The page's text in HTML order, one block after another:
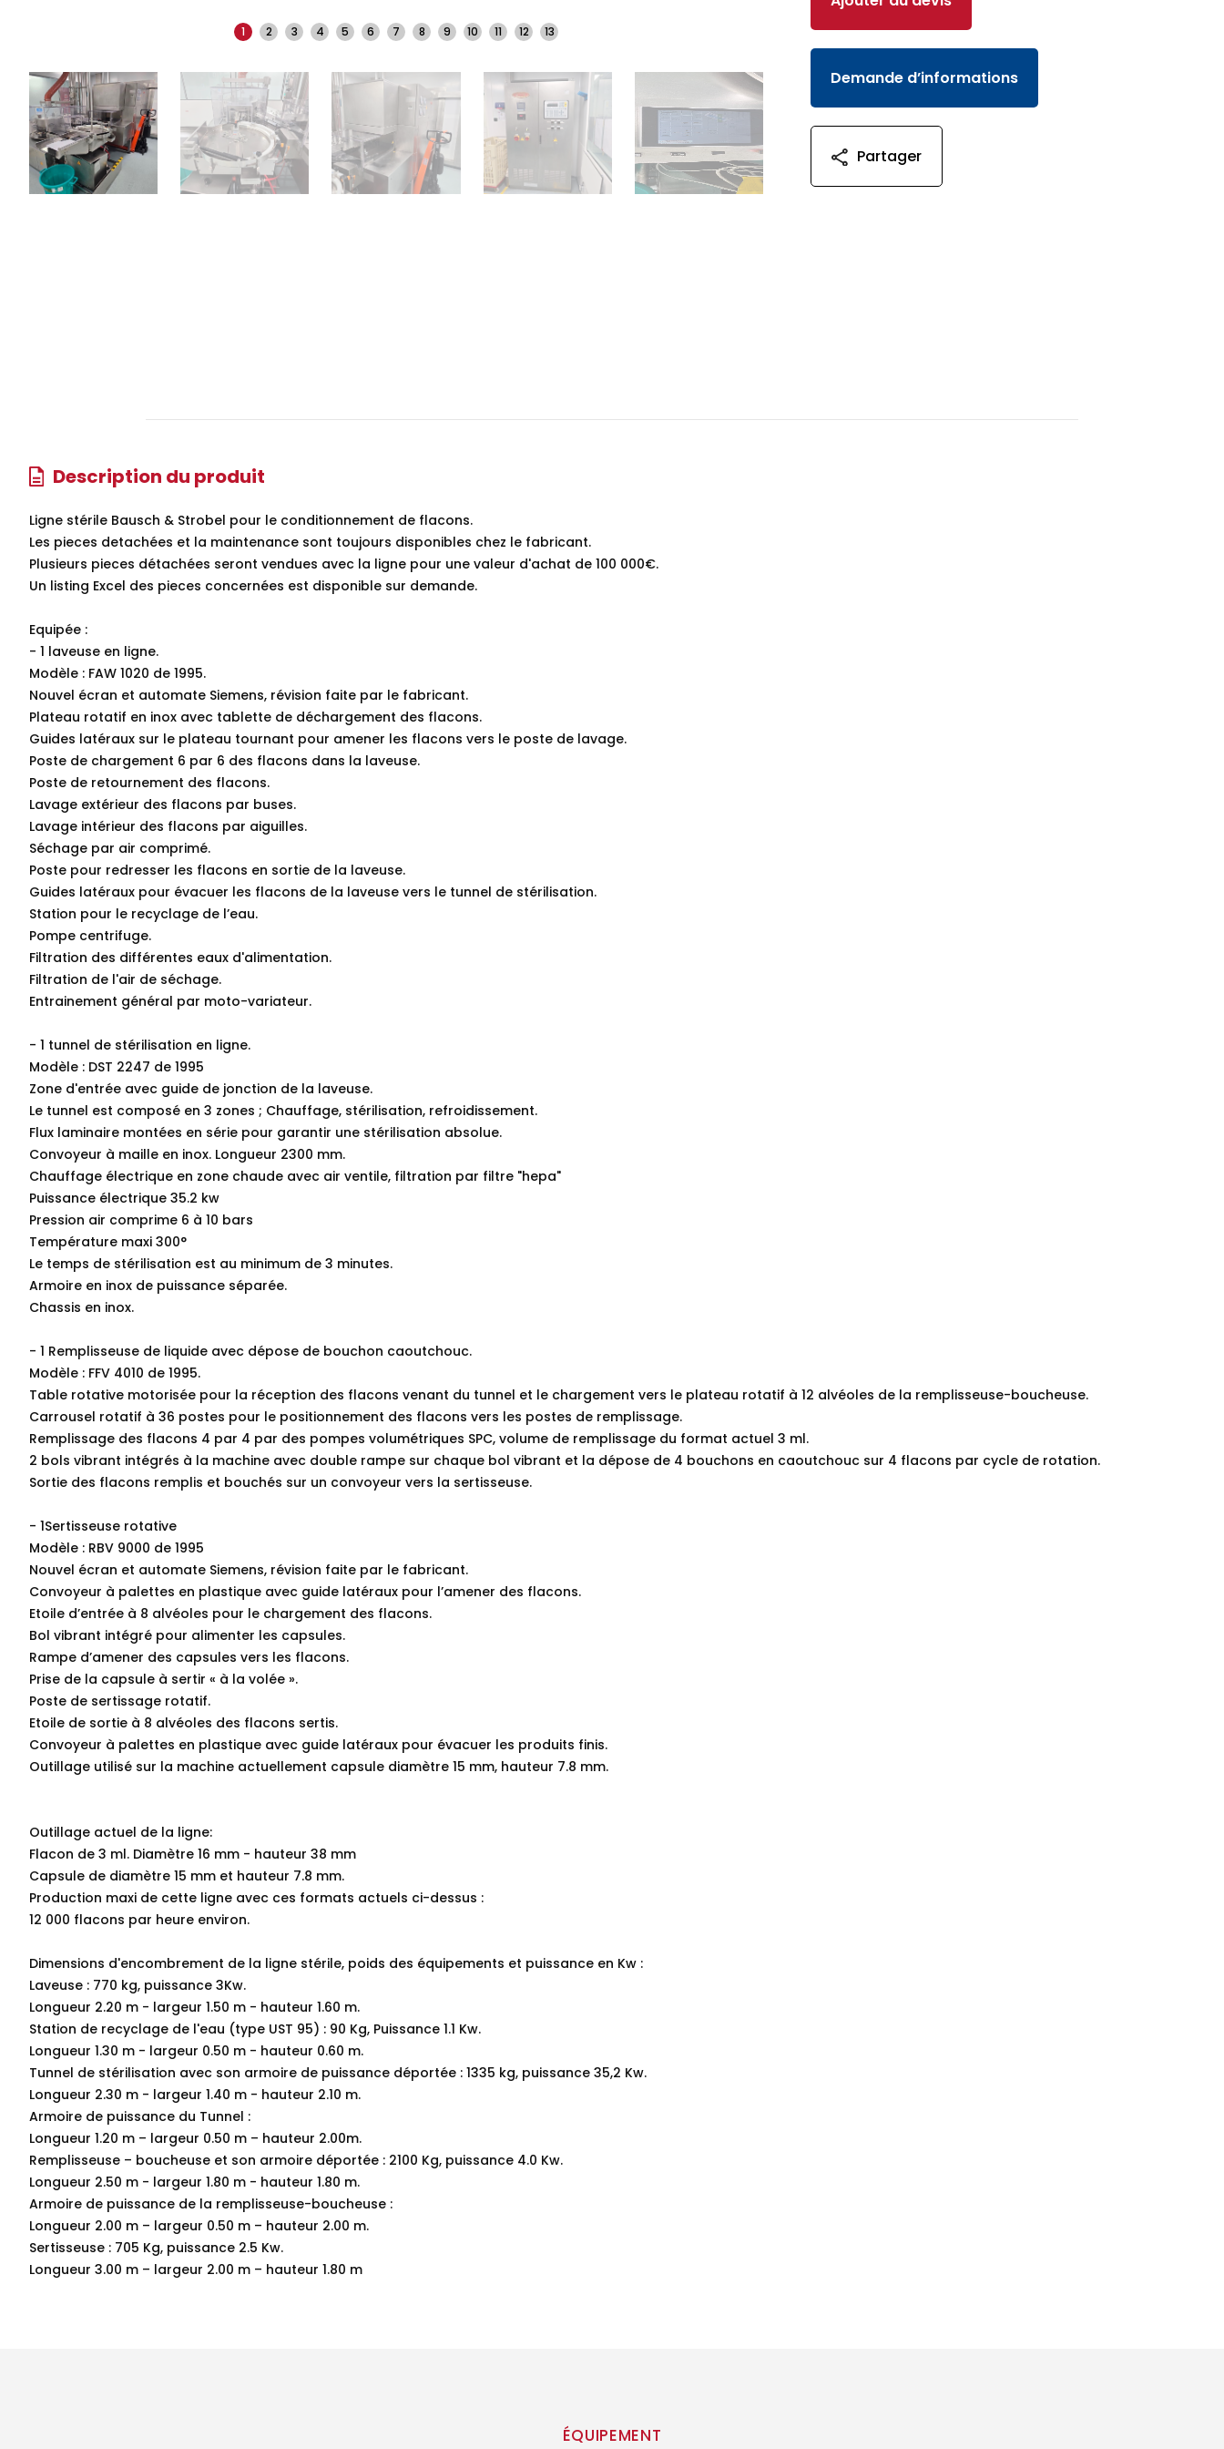
1 2 3 4 5 6 7 8 9 10 11 12 13
Demande d’informations
Partager
Description du produit
Ligne stérile Bausch & Strobel pour le conditionnement de flacons.
Les pieces detachées et la maintenance sont toujours disponibles chez le fabricant.
Plusieurs pieces détachées seront vendues avec la ligne pour une valeur d'achat de 100 000€.
Un listing Excel des pieces concernées est disponible sur demande.
Equipée :
- 1 laveuse en ligne.
Modèle : FAW 1020 de 1995.
Nouvel écran et automate Siemens, révision faite par le fabricant.
Plateau rotatif en inox avec tablette de déchargement des flacons.
Guides latéraux sur le plateau tournant pour amener les flacons vers le poste de lavage.
Poste de chargement 6 par 6 des flacons dans la laveuse.
Poste de retournement des flacons.
Lavage extérieur des flacons par buses.
Lavage intérieur des flacons par aiguilles.
Séchage par air comprimé.
Poste pour redresser les flacons en sortie de la laveuse.
Guides latéraux pour évacuer les flacons de la laveuse vers le tunnel de stérilisation.
Station pour le recyclage de l’eau.
Pompe centrifuge.
Filtration des différentes eaux d'alimentation.
Filtration de l'air de séchage.
Entrainement général par moto-variateur.
- 1 tunnel de stérilisation en ligne.
Modèle : DST 2247 de 1995
Zone d'entrée avec guide de jonction de la laveuse.
Le tunnel est composé en 3 zones ; Chauffage, stérilisation, refroidissement.
Flux laminaire montées en série pour garantir une stérilisation absolue.
Convoyeur à maille en inox. Longueur 2300 mm.
Chauffage électrique en zone chaude avec air ventile, filtration par filtre "hepa"
Puissance électrique 35.2 kw
Pression air comprime 6 à 10 bars
Température maxi 300°
Le temps de stérilisation est au minimum de 3 minutes.
Armoire en inox de puissance séparée.
Chassis en inox.
- 1 Remplisseuse de liquide avec dépose de bouchon caoutchouc.
Modèle : FFV 4010 de 1995.
Table rotative motorisée pour la réception des flacons venant du tunnel et le chargement vers le plateau rotatif à 12 alvéoles de la remplisseuse-boucheuse.
Carrousel rotatif à 36 postes pour le positionnement des flacons vers les postes de remplissage.
Remplissage des flacons 4 par 4 par des pompes volumétriques SPC, volume de remplissage du format actuel 3 ml.
2 bols vibrant intégrés à la machine avec double rampe sur chaque bol vibrant et la dépose de 4 bouchons en caoutchouc sur 4 flacons par cycle de rotation.
Sortie des flacons remplis et bouchés sur un convoyeur vers la sertisseuse.
- 1Sertisseuse rotative
Modèle : RBV 9000 de 1995
Nouvel écran et automate Siemens, révision faite par le fabricant.
Convoyeur à palettes en plastique avec guide latéraux pour l’amener des flacons.
Etoile d’entrée à 8 alvéoles pour le chargement des flacons.
Bol vibrant intégré pour alimenter les capsules.
Rampe d’amener des capsules vers les flacons.
Prise de la capsule à sertir « à la volée ».
Poste de sertissage rotatif.
Etoile de sortie à 8 alvéoles des flacons sertis.
Convoyeur à palettes en plastique avec guide latéraux pour évacuer les produits finis.
Outillage utilisé sur la machine actuellement capsule diamètre 15 mm, hauteur 7.8 mm.
Outillage actuel de la ligne:
Flacon de 3 ml. Diamètre 16 mm - hauteur 38 mm
Capsule de diamètre 15 mm et hauteur 7.8 mm.
Production maxi de cette ligne avec ces formats actuels ci-dessus :
12 000 flacons par heure environ.
Dimensions d'encombrement de la ligne stérile, poids des équipements et puissance en Kw :
Laveuse : 770 kg, puissance 3Kw.
Longueur 2.20 m - largeur 1.50 m - hauteur 1.60 m.
Station de recyclage de l'eau (type UST 95) : 90 Kg, Puissance 1.1 Kw.
Longueur 1.30 m - largeur 0.50 m - hauteur 0.60 m.
Tunnel de stérilisation avec son armoire de puissance déportée : 1335 kg, puissance 35,2 Kw.
Longueur 2.30 m - largeur 1.40 m - hauteur 2.10 m.
Armoire de puissance du Tunnel :
Longueur 1.20 m – largeur 0.50 m – hauteur 2.00m.
Remplisseuse – boucheuse et son armoire déportée : 2100 Kg, puissance 4.0 Kw.
Longueur 2.50 m - largeur 1.80 m - hauteur 1.80 m.
Armoire de puissance de la remplisseuse-boucheuse :
Longueur 2.00 m – largeur 0.50 m – hauteur 2.00 m.
Sertisseuse : 705 Kg, puissance 2.5 Kw.
Longueur 3.00 m – largeur 2.00 m – hauteur 1.80 m
ÉQUIPEMENT